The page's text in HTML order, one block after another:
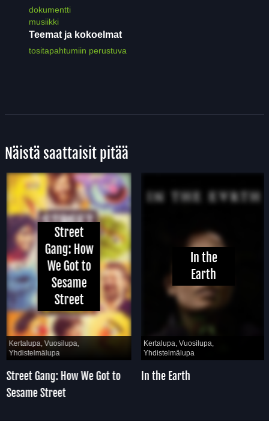
dokumentti
musiikki
Teemat ja kokoelmat
tositapahtumiin perustuva
Näistä saattaisit pitää
Street
Gang: How
We Got to
Sesame
Street
Kertalupa, Vuosilupa,
Yhdistelmälupa
Street Gang: How We Got to
Sesame Street
In the
Earth
Kertalupa, Vuosilupa,
Yhdistelmälupa
In the Earth